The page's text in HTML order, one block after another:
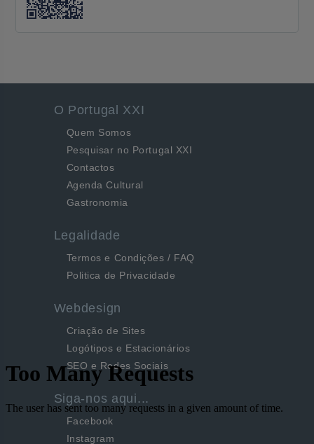
O Portugal XXI
Quem Somos
Pesquisar no Portugal XXI
Contactos
Agenda Cultural
Gastronomia
Legalidade
Termos e Condições / FAQ
Politica de Privacidade
Webdesign
Criação de Sites
Logótipos e Estacionários
SEO e Redes Sociais
Siga-nos aqui...
Facebook
Instagram